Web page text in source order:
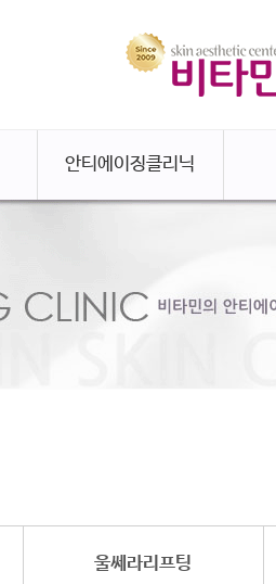
안티에이징클리닉
울쎄라리프팅